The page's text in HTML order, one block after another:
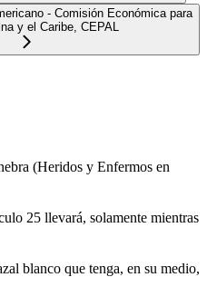
- Comisión Económica para
y el Caribe, CEPAL
(Heridos y Enfermos en
25 llevará, solamente mientras
blanco que tenga, en su medio,